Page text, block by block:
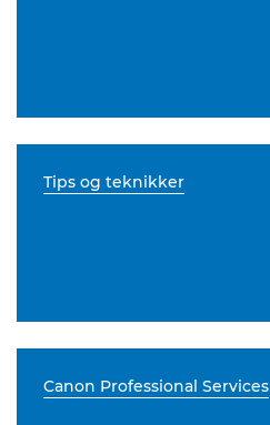
Tips og teknikker
Canon Professional Services